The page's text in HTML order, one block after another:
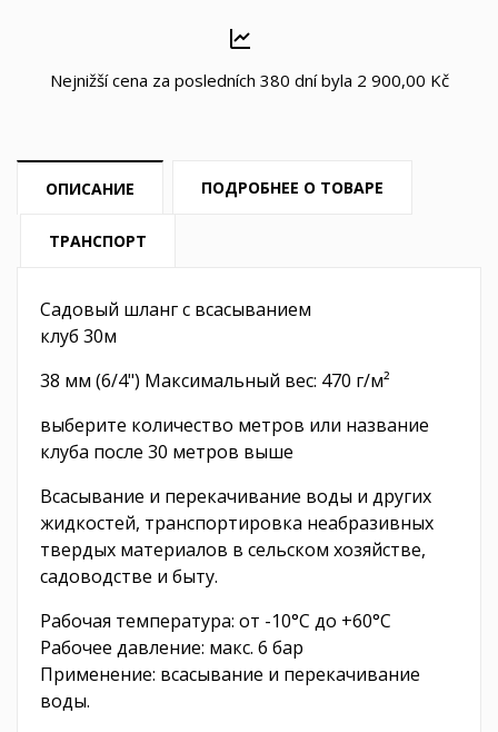
Nejnižší cena za posledních 380 dní byla 2 900,00 Kč
ОПИСАНИЕ ПОДРОБНЕЕ О ТОВАРЕ
ТРАНСПОРТ
Садовый шланг с всасыванием
клуб 30м
38 мм (6/4") Максимальный вес: 470 г/м²
выберите количество метров или название
клуба после 30 метров выше
Всасывание и перекачивание воды и других
жидкостей, транспортировка неабразивных
твердых материалов в сельском хозяйстве,
садоводстве и быту.
Рабочая температура: от -10°C до +60°C
Рабочее давление: макс. 6 бар
Применение: всасывание и перекачивание
воды.